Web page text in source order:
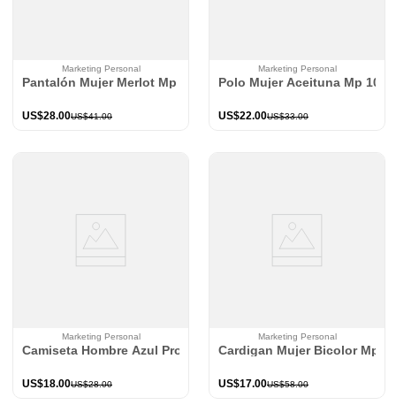
Marketing Personal
Pantalón Mujer Merlot Mp 114229
US$41.00
US$28.00
Marketing Personal
Polo Mujer Aceituna Mp
US$33.00
US$22.00
Marketing Personal
Camiseta Hombre Azul Profundo Mp 114012
US$28.00
US$18.00
Marketing Personal
Cardigan Mujer Bicolor Mp
US$58.00
US$17.00